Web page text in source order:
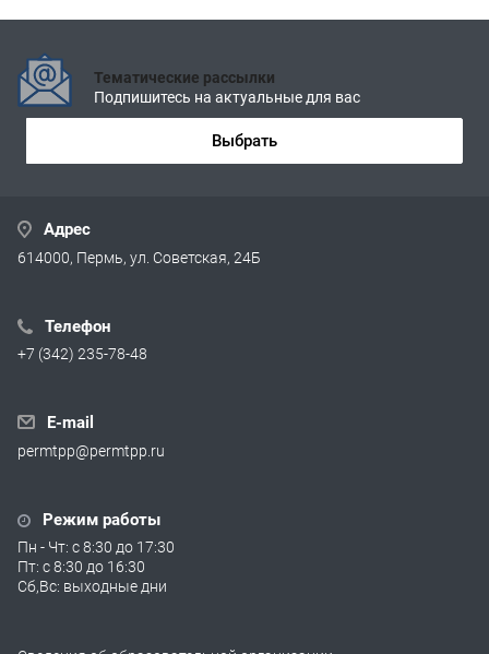
Тематические рассылки
Подпишитесь на актуальные для вас
Выбрать
Адрес
614000, Пермь, ул. Советская, 24Б
Телефон
+7 (342) 235-78-48
E-mail
permtpp@permtpp.ru
Режим работы
Пн - Чт: с 8:30 до 17:30
Пт: с 8:30 до 16:30
Сб,Вс: выходные дни